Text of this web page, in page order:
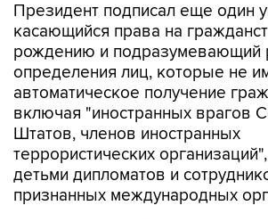
Президент подписал еще один
касающийся права на
рождению и подразумевающий
определения лиц, которые не
автоматическое получение
включая "иностранных врагов
Штатов, членов иностранных
террористических
детьми дипломатов и
признанных международных